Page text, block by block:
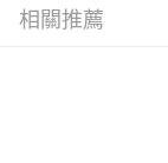
相關推薦